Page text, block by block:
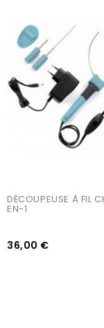
DÉCOUPEUSE À FIL
EN-1
36,00 €